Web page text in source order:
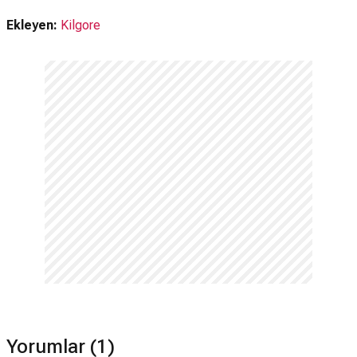
Izo devam filmi var mı?
Hayır. Izo için devam filmi bulunmamaktadır.
Ekleyen: Kilgore
Yorumlar (1)